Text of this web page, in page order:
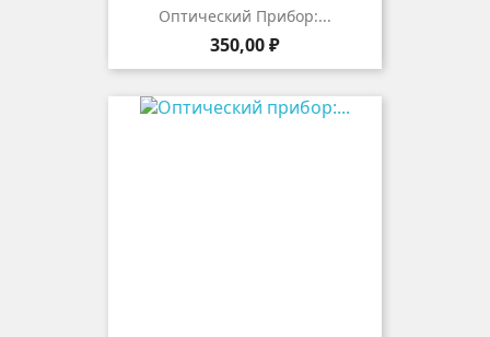
Оптический Прибор:...
Цена
350,00 ₽